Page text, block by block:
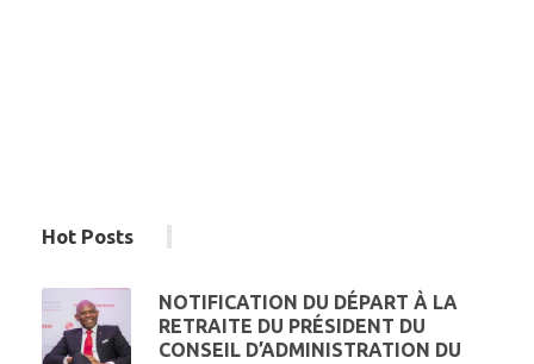
Hot Posts
NOTIFICATION DU DÉPART À LA
RETRAITE DU PRÉSIDENT DU
CONSEIL D’ADMINISTRATION DU